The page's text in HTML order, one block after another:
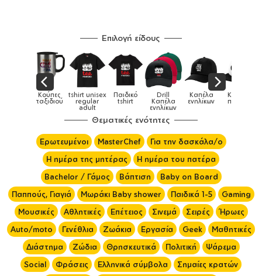
Επιλογή είδους
Παιδικό
tshirt
Drill
Καπέλα
ενηλίκων
Καπέλα
ενηλίκων
Καπέλα
παιδικά Κούπες Κούπες
ειδικές
Θεματικές ενότητες
Ερωτευμένοι MasterChef
Για την δασκάλα/ο
Η ημέρα της μητέρας
Η ημέρα του πατέρα
Bachelor / Γάμος
Βάπτιση
Baby on Board
Παππούς, Γιαγιά
Μωράκι Baby shower Παιδικά 1-5
Gaming
Μουσικές
Αθλητικές Επέτειος Σινεμά Σειρές
Ήρωες
Auto/moto
Γενέθλια Ζωάκια Εργασία Geek
Μαθητικές
Διάστημα
Ζώδια Θρησκευτικά Πολιτική
Ψάρεμα
Social
Φράσεις Ελληνικά σύμβολα
Σημαίες κρατών